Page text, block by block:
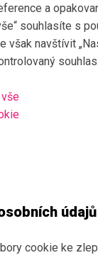
a
souhlasíte s
však navštívit
souhlas.
údajů
cookie ke